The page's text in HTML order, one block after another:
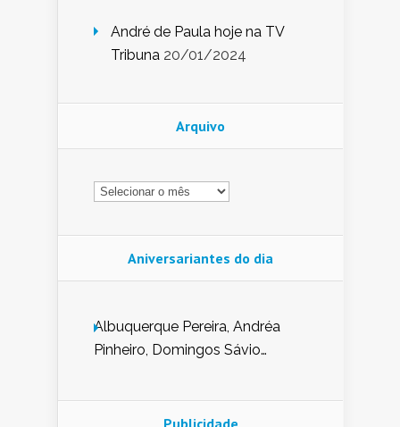
André de Paula hoje na TV
Tribuna 20/01/2024
Arquivo
Arquivo
Aniversariantes do dia
Albuquerque Pereira, Andréa
Pinheiro, Domingos Sávio
Nunes de Sena, Fátima Peixoto,
Publicidade